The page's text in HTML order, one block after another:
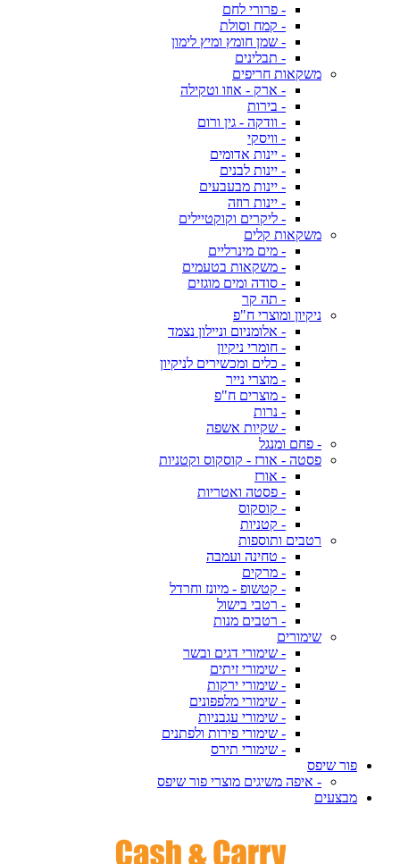
- פרורי לחם
- קמח וסולת
- שמן חומץ ומיץ לימון
- תבלינים
משקאות חריפים
- ארק - אוזו וטקילה
- בירות
- וודקה - גין ורום
- וויסקי
- יינות אדומים
- יינות לבנים
- יינות מבעבעים
- יינות רוזה
- ליקרים וקוקטיילים
משקאות קלים
- מים מינרליים
- משקאות בטעמים
- סודה ומים מוגזים
- תה קר
ניקיון ומוצרי ח"פ
- אלומניום וניילון נצמד
- חומרי ניקיון
- כלים ומכשירים לניקיון
- מוצרי נייר
- מוצרים ח"פ
- נרות
- שקיות אשפה
- פחם ומנגל
פסטה - אורז - קוסקוס וקטניות
- אורז
- פסטה ואטריות
- קוסקוס
- קטניות
רטבים ותוספות
- טחינה ועמבה
- מרקים
- קטשופ - מיונז וחרדל
- רטבי בישול
- רטבים מנות
שימורים
- שימורי דגים ובשר
- שימורי זיתים
- שימורי ירקות
- שימורי מלפפונים
- שימורי עגבניות
- שימורי פירות ולפתנים
- שימורי תירס
פור שיפס
- איפה משיגים מוצרי פור שיפס
מבצעים